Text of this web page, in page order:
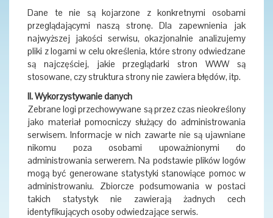
Dane te nie są kojarzone z konkretnymi osobami
przeglądającymi naszą stronę. Dla zapewnienia jak
najwyższej jakości serwisu, okazjonalnie analizujemy
pliki z logami w celu określenia, które strony odwiedzane
są najczęściej, jakie przeglądarki stron WWW są
stosowane, czy struktura strony nie zawiera błędów, itp.
II. Wykorzystywanie danych
Zebrane logi przechowywane są przez czas nieokreślony
jako materiał pomocniczy służący do administrowania
serwisem. Informacje w nich zawarte nie są ujawniane
nikomu poza osobami upoważnionymi do
administrowania serwerem. Na podstawie plików logów
mogą być generowane statystyki stanowiące pomoc w
administrowaniu. Zbiorcze podsumowania w postaci
takich statystyk nie zawierają żadnych cech
identyfikujących osoby odwiedzające serwis.